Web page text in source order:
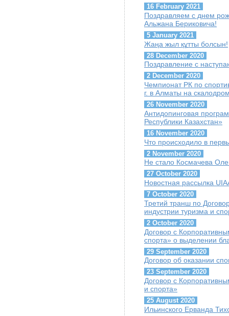
16 February 2021
Поздравляем с днем
Альжана Бериковича!
5 January 2021
Жаңа жыл құтты болсын!
28 December 2020
Поздравление с
2 December 2020
Чемпионат РК по
г. в Алматы на
26 November 2020
Антидопинговая
Республики Казахстан»
16 November 2020
Что происходило в
2 November 2020
Не стало Космачева
27 October 2020
Новостная рассылка
7 October 2020
Третий транш по
индустрии туризма и
2 October 2020
Договор с
спорта» о выделении
29 September 2020
Договор об оказании
23 September 2020
Договор с
и спорта»
25 August 2020
Ильинского Ерванда